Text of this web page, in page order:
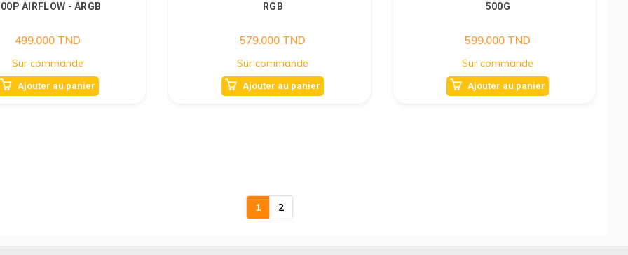
AIRFLOW - ARGB
499.000 TND
Sur commande
Ajouter au panier
RGB
579.000 TND
Sur commande
Ajouter au panier
500G
599.000 TND
Sur commande
Ajouter au panier
1 2